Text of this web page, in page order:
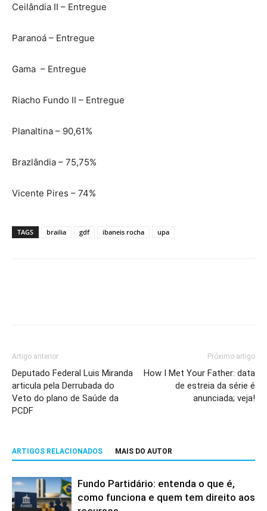
Ceilândia II – Entregue
Paranoá – Entregue
Gama – Entregue
Riacho Fundo II – Entregue
Planaltina – 90,61%
Brazlândia – 75,75%
Vicente Pires – 74%
TAGS brailia gdf ibaneis rocha upa
Artigo anterior
Deputado Federal Luis Miranda
articula pela Derrubada do
Veto do plano de Saúde da
PCDF
Próximo artigo
How I Met Your Father: data
de estreia da série é
anunciada; veja!
ARTIGOS RELACIONADOS MAIS DO AUTOR
Fundo Partidário: entenda o que é,
como funciona e quem tem direito aos